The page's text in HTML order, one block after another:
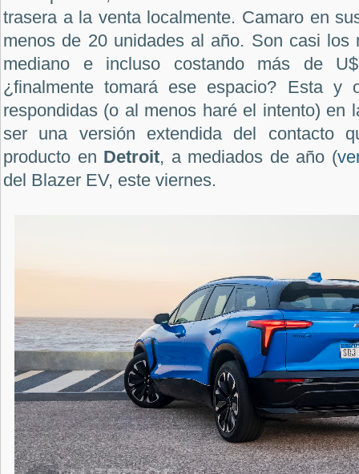
trasera a la venta localmente. Camaro en
menos de 20 unidades al año. Son casi los
mediano e incluso costando más de
¿finalmente tomará ese espacio? Esta y
respondidas (o al menos haré el intento) en
ser una versión extendida del contacto
producto en Detroit, a mediados de año (
del Blazer EV, este viernes.